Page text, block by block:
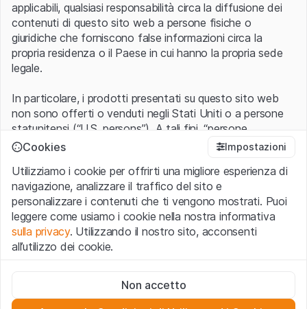
applicabili, qualsiasi responsabilità circa la diffusione dei
contenuti di questo sito web a persone fisiche o
giuridiche che forniscono false informazioni circa la
propria residenza o il Paese in cui hanno la propria sede
legale.
In particolare, i prodotti presentati su questo sito web
non sono offerti o venduti negli Stati Uniti o a persone
statunitensi (“U.S. persons”). A tali fini, “persone
statunitensi” vanno intese nel significato ad esse ascritto
1933 che include le persone residenti negli Stati Uniti
d’America, le società per azioni e le altre forme societarie
americane.
Condizioni di utilizzo e informazioni legali
Con l’accesso al sito web (di seguito, il “Sito”) si dichiara
avvertenze importanti e le condizioni di utilizzo ivi rese
Cookies Impostazioni
Utilizziamo i cookie per offrirti una migliore esperienza di
navigazione, analizzare il traffico del sito e
personalizzare i contenuti che ti vengono mostrati. Puoi
leggere come usiamo i cookie nella nostra informativa
sulla privacy. Utilizzando il nostro sito, acconsenti
all’utilizzo dei cookie.
Questi cookie sono necessari per il funzionamento del sito
web e non possono essere disattivati.
Non accetto